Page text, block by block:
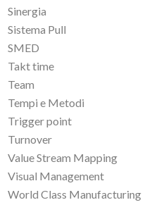
Sinergia
Sistema Pull
SMED
Takt time
Team
Tempi e Metodi
Trigger point
Turnover
Value Stream Mapping
Visual Management
World Class Manufacturing